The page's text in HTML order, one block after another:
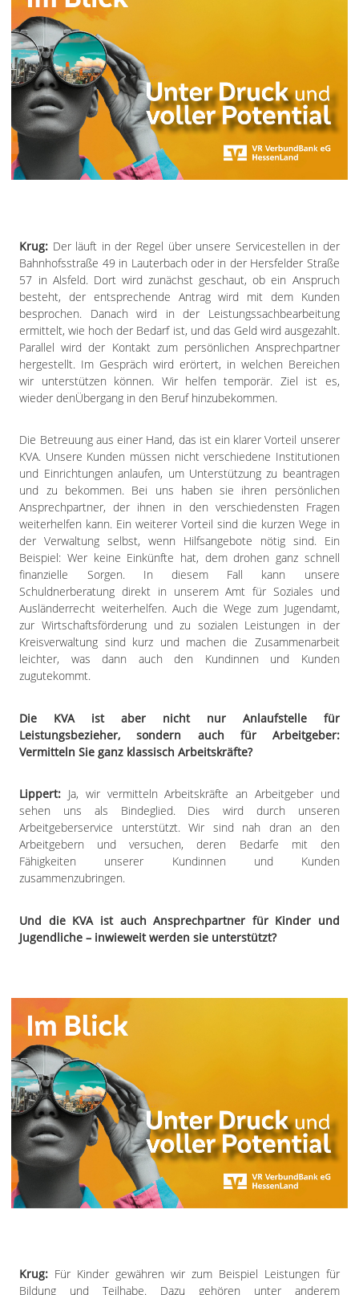
Krug: Der läuft in der Regel über unsere Servicestellen in der
Bahnhofsstraße 49 in Lauterbach oder in der Hersfelder Straße
57 in Alsfeld. Dort wird zunächst geschaut, ob ein Anspruch
besteht, der entsprechende Antrag wird mit dem Kunden
besprochen. Danach wird in der Leistungssachbearbeitung
ermittelt, wie hoch der Bedarf ist, und das Geld wird ausgezahlt.
Parallel wird der Kontakt zum persönlichen Ansprechpartner
hergestellt. Im Gespräch wird erörtert, in welchen Bereichen
wir unterstützen können. Wir helfen temporär. Ziel ist es,
wieder denÜbergang in den Beruf hinzubekommen.
Die Betreuung aus einer Hand, das ist ein klarer Vorteil unserer
KVA. Unsere Kunden müssen nicht verschiedene Institutionen
und Einrichtungen anlaufen, um Unterstützung zu beantragen
und zu bekommen. Bei uns haben sie ihren persönlichen
Ansprechpartner, der ihnen in den verschiedensten Fragen
weiterhelfen kann. Ein weiterer Vorteil sind die kurzen Wege in
der Verwaltung selbst, wenn Hilfsangebote nötig sind. Ein
Beispiel: Wer keine Einkünfte hat, dem drohen ganz schnell
finanzielle Sorgen. In diesem Fall kann unsere
Schuldnerberatung direkt in unserem Amt für Soziales und
Ausländerrecht weiterhelfen. Auch die Wege zum Jugendamt,
zur Wirtschaftsförderung und zu sozialen Leistungen in der
Kreisverwaltung sind kurz und machen die Zusammenarbeit
leichter, was dann auch den Kundinnen und Kunden
zugutekommt.
Die KVA ist aber nicht nur Anlaufstelle für
Leistungsbezieher, sondern auch für Arbeitgeber:
Vermitteln Sie ganz klassisch Arbeitskräfte?
Lippert: Ja, wir vermitteln Arbeitskräfte an Arbeitgeber und
sehen uns als Bindeglied. Dies wird durch unseren
Arbeitgeberservice unterstützt. Wir sind nah dran an den
Arbeitgebern und versuchen, deren Bedarfe mit den
Fähigkeiten unserer Kundinnen und Kunden
zusammenzubringen.
Und die KVA ist auch Ansprechpartner für Kinder und
Jugendliche – inwieweit werden sie unterstützt?
Krug: Für Kinder gewähren wir zum Beispiel Leistungen für
Bildung und Teilhabe. Dazu gehören unter anderem